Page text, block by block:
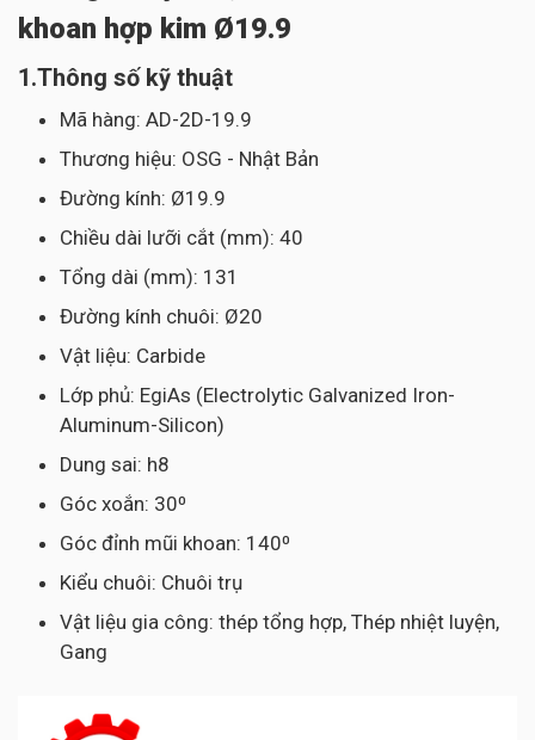
khoan hợp kim Ø19.9
1.Thông số kỹ thuật
Mã hàng: AD-2D-19.9
Thương hiệu: OSG - Nhật Bản
Đường kính: Ø19.9
Chiều dài lưỡi cắt (mm): 40
Tổng dài (mm): 131
Đường kính chuôi: Ø20
Vật liệu: Carbide
Lớp phủ: EgiAs (Electrolytic Galvanized Iron-
Aluminum-Silicon)
Dung sai: h8
Góc xoắn: 30⁰
Góc đỉnh mũi khoan: 140⁰
Kiểu chuôi: Chuôi trụ
Vật liệu gia công: thép tổng hợp, Thép nhiệt luyện,
Gang